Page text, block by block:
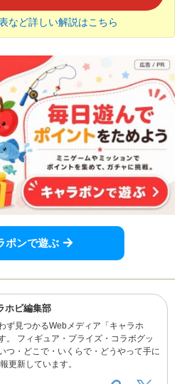
など詳しい解説はこちら
ポンで遊ぶ
ホビ編集部
ず見つかるWebメディア「キャラホ
。 フィギュア・プライズ・コラボグッ
つ・どこで・いくらで・どうやって手に
更新しています。